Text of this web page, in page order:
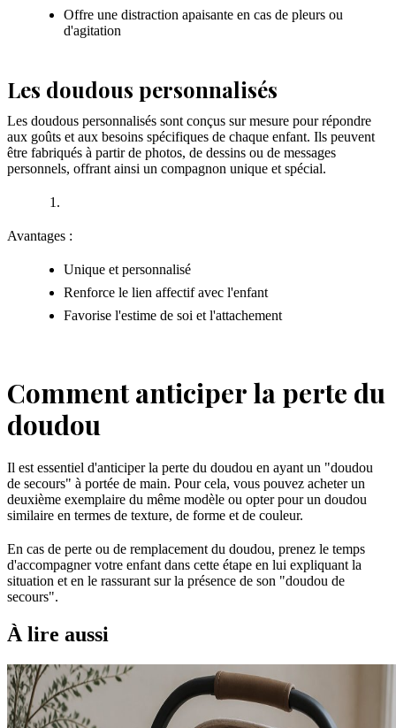
Offre une distraction apaisante en cas de pleurs ou
d'agitation
Les doudous personnalisés
Les doudous personnalisés sont conçus sur mesure pour répondre
aux goûts et aux besoins spécifiques de chaque enfant. Ils peuvent
être fabriqués à partir de photos, de dessins ou de messages
personnels, offrant ainsi un compagnon unique et spécial.
Avantages :
Unique et personnalisé
Renforce le lien affectif avec l'enfant
Favorise l'estime de soi et l'attachement
Comment anticiper la perte du
doudou
Il est essentiel d'anticiper la perte du doudou en ayant un "doudou
de secours" à portée de main. Pour cela, vous pouvez acheter un
deuxième exemplaire du même modèle ou opter pour un doudou
similaire en termes de texture, de forme et de couleur.
En cas de perte ou de remplacement du doudou, prenez le temps
d'accompagner votre enfant dans cette étape en lui expliquant la
situation et en le rassurant sur la présence de son "doudou de
secours".
À lire aussi